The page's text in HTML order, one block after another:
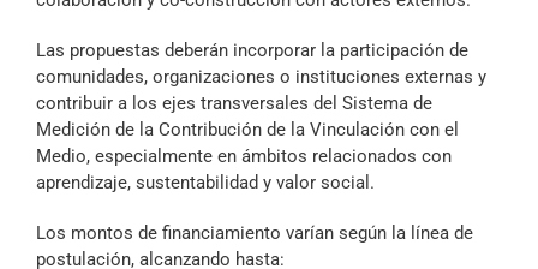
Las propuestas deberán incorporar la participación de
comunidades, organizaciones o instituciones externas y
contribuir a los ejes transversales del Sistema de
Medición de la Contribución de la Vinculación con el
Medio, especialmente en ámbitos relacionados con
aprendizaje, sustentabilidad y valor social.
Los montos de financiamiento varían según la línea de
postulación, alcanzando hasta: